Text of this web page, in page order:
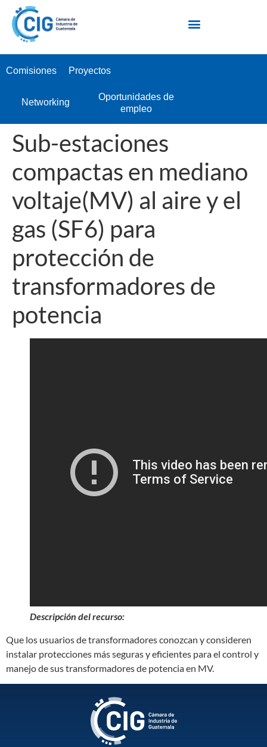
Comisiones Proyectos
Networking
Oportunidades de
empleo
Sub-estaciones
compactas en mediano
voltaje(MV) al aire y el
gas (SF6) para
protección de
transformadores de
potencia
Descripción del recurso:
Que los usuarios de transformadores conozcan y consideren
instalar protecciones más seguras y eficientes para el control y
manejo de sus transformadores de potencia en MV.